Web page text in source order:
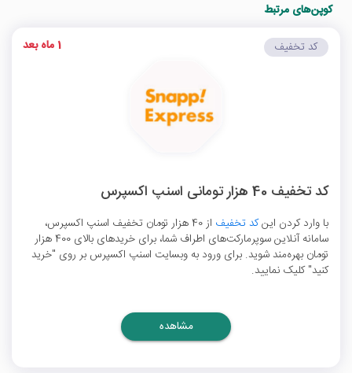
کوپن‌های مرتبط
کد تخفیف 40 هزار تومانی اسنپ اکسپرس
با وارد کردن اینکد تخفیف
از 40 هزار تومان تخفیف اسنپ اکسپرس،
سامانه آنلاین سوپرمارکت‌های اطراف شما، برای خریدهای بالای 400 هزار
تومان بهره‌مند شوید. برای ورود به وبسایت اسنپ اکسپرس بر روی "خرید
کنید" کلیک نمایید.
کد تخفیف 1 ماه بعد
مشاهده